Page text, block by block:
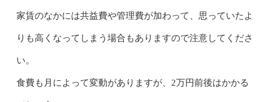
家賃のなかには共益費や管理費が加わって、思っていたよ
りも高くなってしまう場合もありますので注意してくださ
い。
食費も月によって変動がありますが、2万円前後はかかる